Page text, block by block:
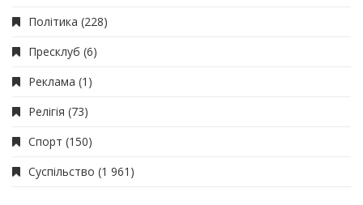
Політика (228)
Пресклуб (6)
Реклама (1)
Релігія (73)
Спорт (150)
Суспільство (1 961)